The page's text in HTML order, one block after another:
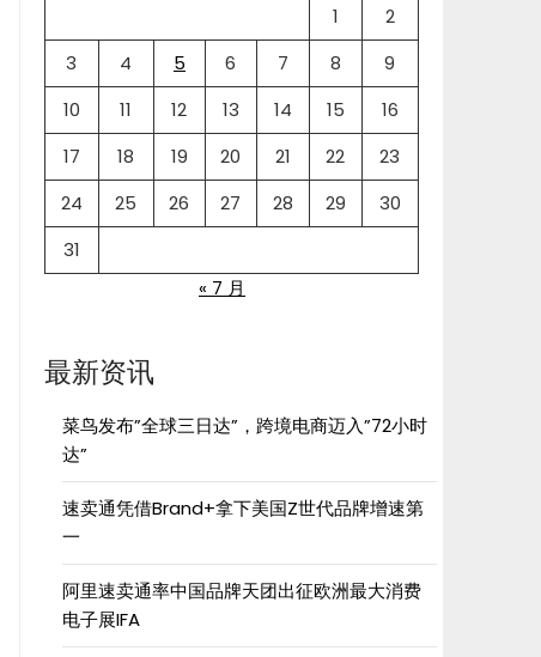
1
2
3
4 5 6 7 8
9
10
11 12 13 14 15
16
17
18 19 20 21 22
23
24
25 26 27 28 29
30
31
« 7 月
最新资讯
菜鸟发布”全球三日达”，跨境电商迈入”72小时
达”
速卖通凭借Brand+拿下美国Z世代品牌增速第
一
阿里速卖通率中国品牌天团出征欧洲最大消费
电子展IFA